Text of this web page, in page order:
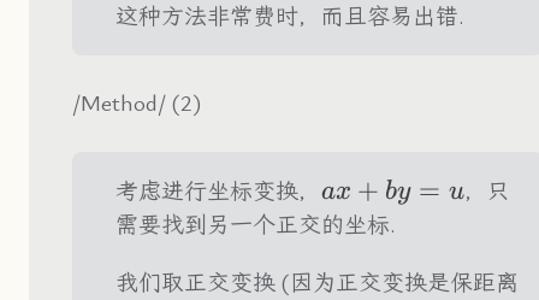
这种方法非常费时，而且容易出错.
/Method/ (2)
考虑进行坐标变换， ax+by=u
ax + by = u，只
需要找到另一个正交的坐标.
我们取正交变换 (因为正交变换是保距离